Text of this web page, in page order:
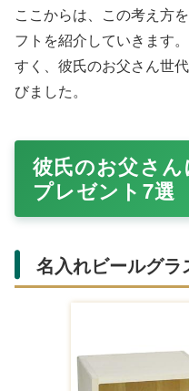
ここからは、この考え方
フトを紹介していきます
すく、彼氏のお父さん世
びました。
彼氏のお父さ
プレゼント7選
名入れビールグラ